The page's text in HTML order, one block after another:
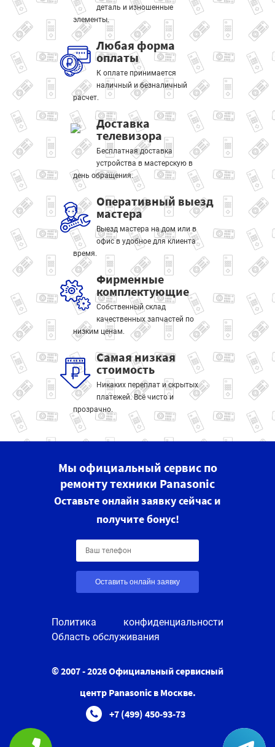
деталь и изношенные
элементы.
Любая форма
оплаты
К оплате принимается
наличный и безналичный
расчет.
Доставка
телевизора
Бесплатная доставка
устройства в мастерскую в
день обращения.
Оперативный выезд
мастера
Выезд мастера на дом или в
офис в удобное для клиента
время.
Фирменные
комплектующие
Собственный склад
качественных запчастей по
низким ценам.
Самая низкая
стоимость
Никаких переплат и скрытых
платежей. Всё чисто и
прозрачно.
Мы официальный сервис по
ремонту техники Panasonic
Оставьте онлайн заявку сейчас и
получите бонус!
Оставить онлайн заявку
Политика конфиденциальности
Область обслуживания
© 2007 - 2026 Официальный сервисный
центр Panasonic в Москве.
+7 (499) 450-93-73